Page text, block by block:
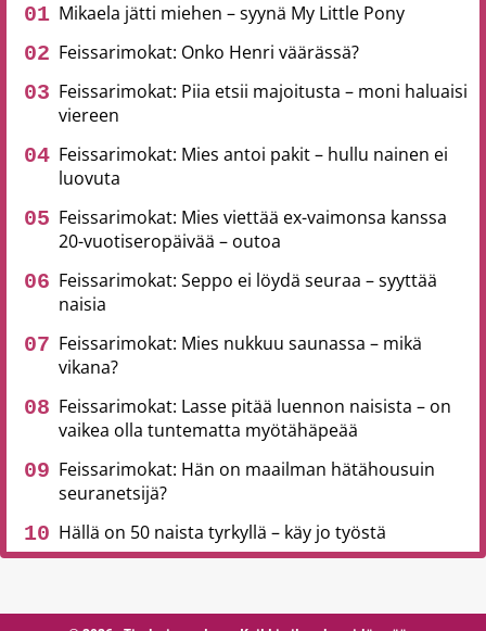
Mikaela jätti miehen – syynä My Little Pony
Feissarimokat: Onko Henri väärässä?
Feissarimokat: Piia etsii majoitusta – moni haluaisi
viereen
Feissarimokat: Mies antoi pakit – hullu nainen ei
luovuta
Feissarimokat: Mies viettää ex-vaimonsa kanssa
20-vuotiseropäivää – outoa
Feissarimokat: Seppo ei löydä seuraa – syyttää
naisia
Feissarimokat: Mies nukkuu saunassa – mikä
vikana?
Feissarimokat: Lasse pitää luennon naisista – on
vaikea olla tuntematta myötähäpeää
Feissarimokat: Hän on maailman hätähousuin
seuranetsijä?
Hällä on 50 naista tyrkyllä – käy jo työstä